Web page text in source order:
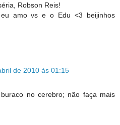
Robson Reis!
amo vs e o Edu <3 beijinhos
de 2010 às 01:15
no cerebro; não faça mais